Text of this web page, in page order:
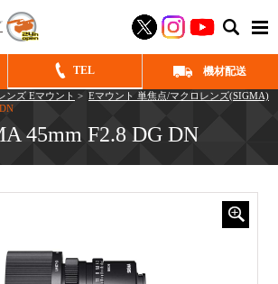
TEL 機材配送
ンズ Eマウント > Eマウント 単焦点/マクロレンズ(SIGMA)
45mm F2.8 DG DN